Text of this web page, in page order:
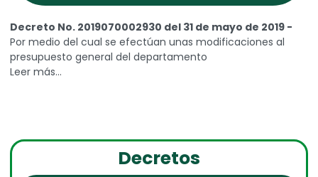
Decreto No. 2019070002930 del 31 de mayo de 2019 -
Por medio del cual se efectúan unas modificaciones al
presupuesto general del departamento
Leer más…
Decretos